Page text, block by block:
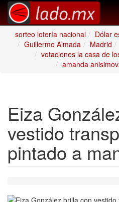
sorteo lotería nacional
Dólar
Guillermo Almada
Madrid
votaciones la casa de
amanda
Eiza
vestido
pintado a